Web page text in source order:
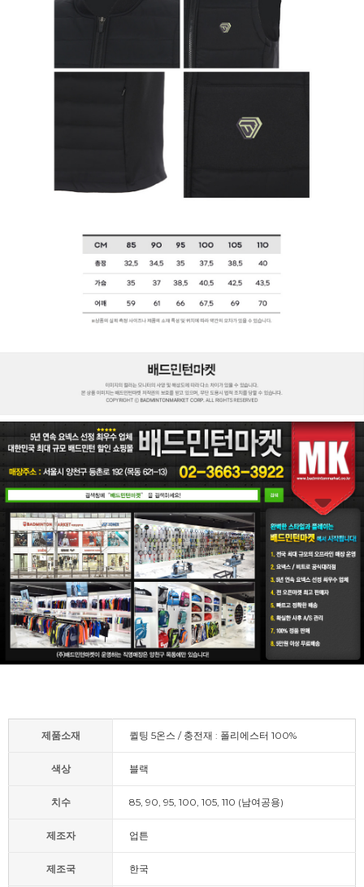
제품소재 퀼팅 5온스 / 충전재 : 폴리에스터 100%
색상 블랙
치수 85, 90, 95, 100, 105, 110 (남여공용)
제조자 업튼
제조국 한국